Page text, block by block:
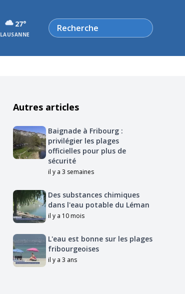
27°
LAUSANNE
Rechercher
Autres articles
Baignade à Fribourg :
privilégier les plages
officielles pour plus de
sécurité
il y a 3 semaines
Des substances chimiques
dans l'eau potable du Léman
il y a 10 mois
L'eau est bonne sur les plages
fribourgeoises
il y a 3 ans